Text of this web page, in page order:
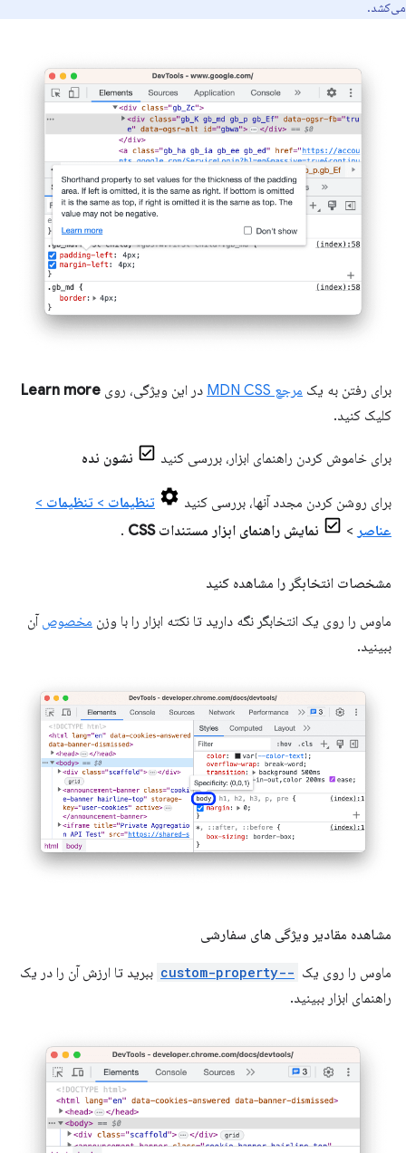
می‌کشد.
برای رفتن به یک مرجع MDN CSS در این ویژگی، روی Learn more
کلیک کنید.
برای خاموش کردن راهنمای ابزار، بررسی کنید نشون نده
برای روشن کردن مجدد آنها، بررسی کنید تنظیمات > تنظیمات >
عناصر > نمایش راهنمای ابزار مستندات CSS .
مشخصات انتخابگر را مشاهده کنید
ماوس را روی یک انتخابگر نگه دارید تا نکته ابزار را با وزن مخصوص آن
ببینید.
مشاهده مقادیر ویژگی های سفارشی
ماوس را روی یک --custom-property
ببرید تا ارزش آن را در یک
راهنمای ابزار ببینید.